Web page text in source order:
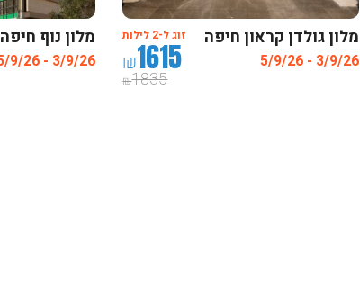
מלון גולדן קראון חיפה
3/9/26 - 5/9/26
זוג ל-2 לילות
₪1615
₪1835
מלון נוף חיפה
3/9/26 - 5/9/26